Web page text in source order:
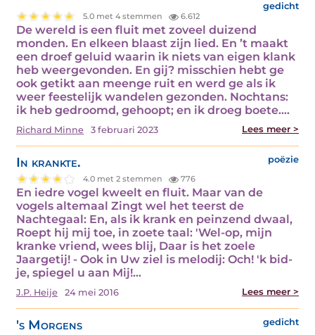
gedicht
5.0 met 4 stemmen 6.612
De wereld is een fluit met zoveel duizend
monden. En elkeen blaast zijn lied. En ’t maakt
een droef geluid waarin ik niets van eigen klank
heb weergevonden. En gij? misschien hebt ge
ook getikt aan meenge ruit en werd ge als ik
weer feestelijk wandelen gezonden. Nochtans:
ik heb gedroomd, gehoopt; en ik droeg boete.…
Richard Minne 3 februari 2023 Lees meer >
In krankte. poëzie
4.0 met 2 stemmen 776
En iedre vogel kweelt en fluit. Maar van de
vogels altemaal Zingt wel het teerst de
Nachtegaal: En, als ik krank en peinzend dwaal,
Roept hij mij toe, in zoete taal: 'Wel-op, mijn
kranke vriend, wees blij, Daar is het zoele
Jaargetij! - Ook in Uw ziel is melodij: Och! 'k bid-
je, spiegel u aan Mij!…
J.P. Heije 24 mei 2016 Lees meer >
's Morgens gedicht